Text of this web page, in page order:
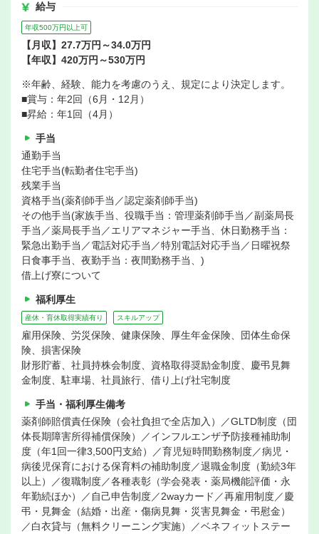
給与
年収500万円以上可
【月収】27.7万円～34.0万円
【年収】420万円～530万円
※年齢、経験、能力を考慮のうえ、規定により決定します。
■賞与：年2回（6月・12月）
■昇給：年1回（4月）
手当
通勤手当
住宅手当(転勤者住宅手当)
残業手当
資格手当(薬剤師手当／認定薬剤師手当)
その他手当(家族手当、役職手当：管理薬剤師手当／副薬局長
手当／薬局長手当／エリアマネジャー手当、休日勤務手当：
緊急出勤手当／電話対応手当／特別電話対応手当／日曜祝祭
日食事手当、夜勤手当：夜間勤務手当、)
借上げ寮について
福利厚生
産休・育休取得実績有り スキルアップ
雇用保険、労災保険、健康保険、厚生年金保険、団体生命保
険、損害保険
財形貯蓄、社員持株会制度、資格取得奨励金制度、慶弔見舞
金制度、駐車場、社員旅行、借り上げ社宅制度
手当・福利厚生備考
薬剤師賠償責任保険（会社負担で全店加入）／GLTD制度（団
体長期障害所得補償保険）／インフルエンザ予防接種補助制
度（年1回一律3,500円支給）／育児短時間勤務制度／病児・
病後児保育における保育料の補助制度／退職金制度（勤続3年
以上）／復職制度／各種表彰（学会発表・薬局機能評価・永
年勤続ほか）／自己申告制度／2wayカード／再雇用制度／慶
弔・見舞金（結婚・出産・傷病見舞・災害見舞金・弔慰金）
／白衣貸与（無料クリーニング実施）／ベネフィットステー